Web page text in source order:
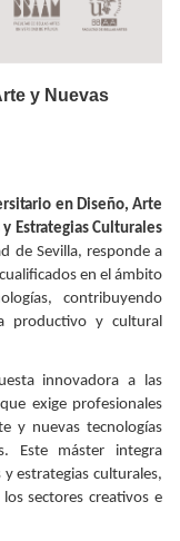
y Nuevas
rsitario en Diseño, Arte
y Estrategias Culturales
de Sevilla, responde a
en el ámbito
contribuyendo
productivo y cultural
innovadora a las
exige profesionales
y nuevas tecnologías
Este máster integra
estrategias culturales,
sectores creativos e